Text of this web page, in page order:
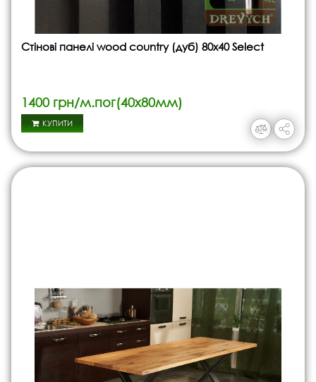
Стінові панелі wood country (дуб) 80x40 Select
1400 грн/м.пог(40х80мм)
КУПИТИ